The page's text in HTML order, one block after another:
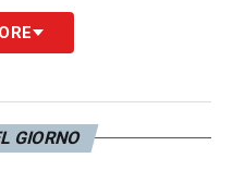
decide di cancellare
bene nella
GIORNO